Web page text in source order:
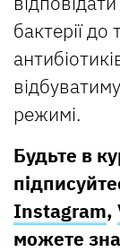
бактерії до
режимі.
Будьте в
Instagram,
можете